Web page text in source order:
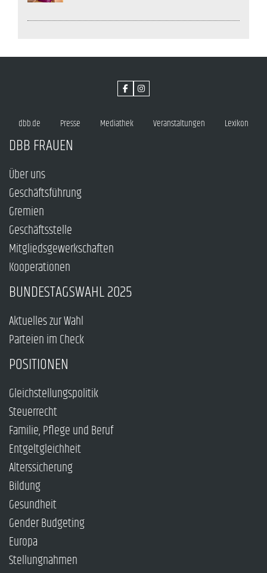
dbb.de Presse Mediathek Veranstaltungen Lexikon
DBB FRAUEN
Über uns
Geschäftsführung
Gremien
Geschäftsstelle
Mitgliedsgewerkschaften
Kooperationen
BUNDESTAGSWAHL 2025
Aktuelles zur Wahl
Parteien im Check
POSITIONEN
Gleichstellungspolitik
Steuerrecht
Familie, Pflege und Beruf
Entgeltgleichheit
Alterssicherung
Bildung
Gesundheit
Gender Budgeting
Europa
Stellungnahmen